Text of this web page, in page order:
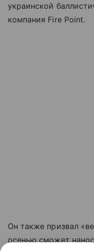
украинской
компания Fire Point.
Он также призвал
осенью сможет